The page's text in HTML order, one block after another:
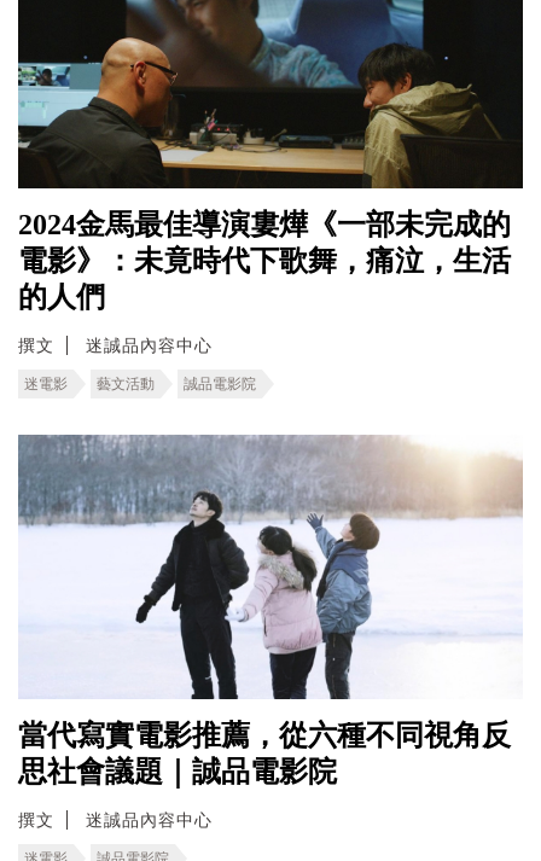
2024金馬最佳導演婁燁《一部未完成的
電影》：未竟時代下歌舞，痛泣，生活
的人們
撰文 迷誠品內容中心
迷電影 藝文活動 誠品電影院
當代寫實電影推薦，從六種不同視角反
思社會議題｜誠品電影院
撰文 迷誠品內容中心